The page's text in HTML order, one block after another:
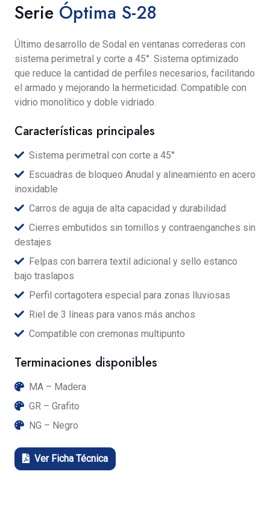
Serie Óptima S-28
Último desarrollo de Sodal en ventanas correderas con
sistema perimetral y corte a 45°. Sistema optimizado
que reduce la cantidad de perfiles necesarios, facilitando
el armado y mejorando la hermeticidad. Compatible con
vidrio monolítico y doble vidriado.
Características principales
Sistema perimetral con corte a 45°
Escuadras de bloqueo Anudal y alineamiento en acero
inoxidable
Carros de aguja de alta capacidad y durabilidad
Cierres embutidos sin tornillos y contraenganches sin
destajes
Felpas con barrera textil adicional y sello estanco
bajo traslapos
Perfil cortagotera especial para zonas lluviosas
Riel de 3 líneas para vanos más anchos
Compatible con cremonas multipunto
Terminaciones disponibles
MA – Madera
GR – Grafito
NG – Negro
Ver Ficha Técnica